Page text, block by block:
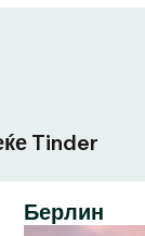
Tinder
Берлин